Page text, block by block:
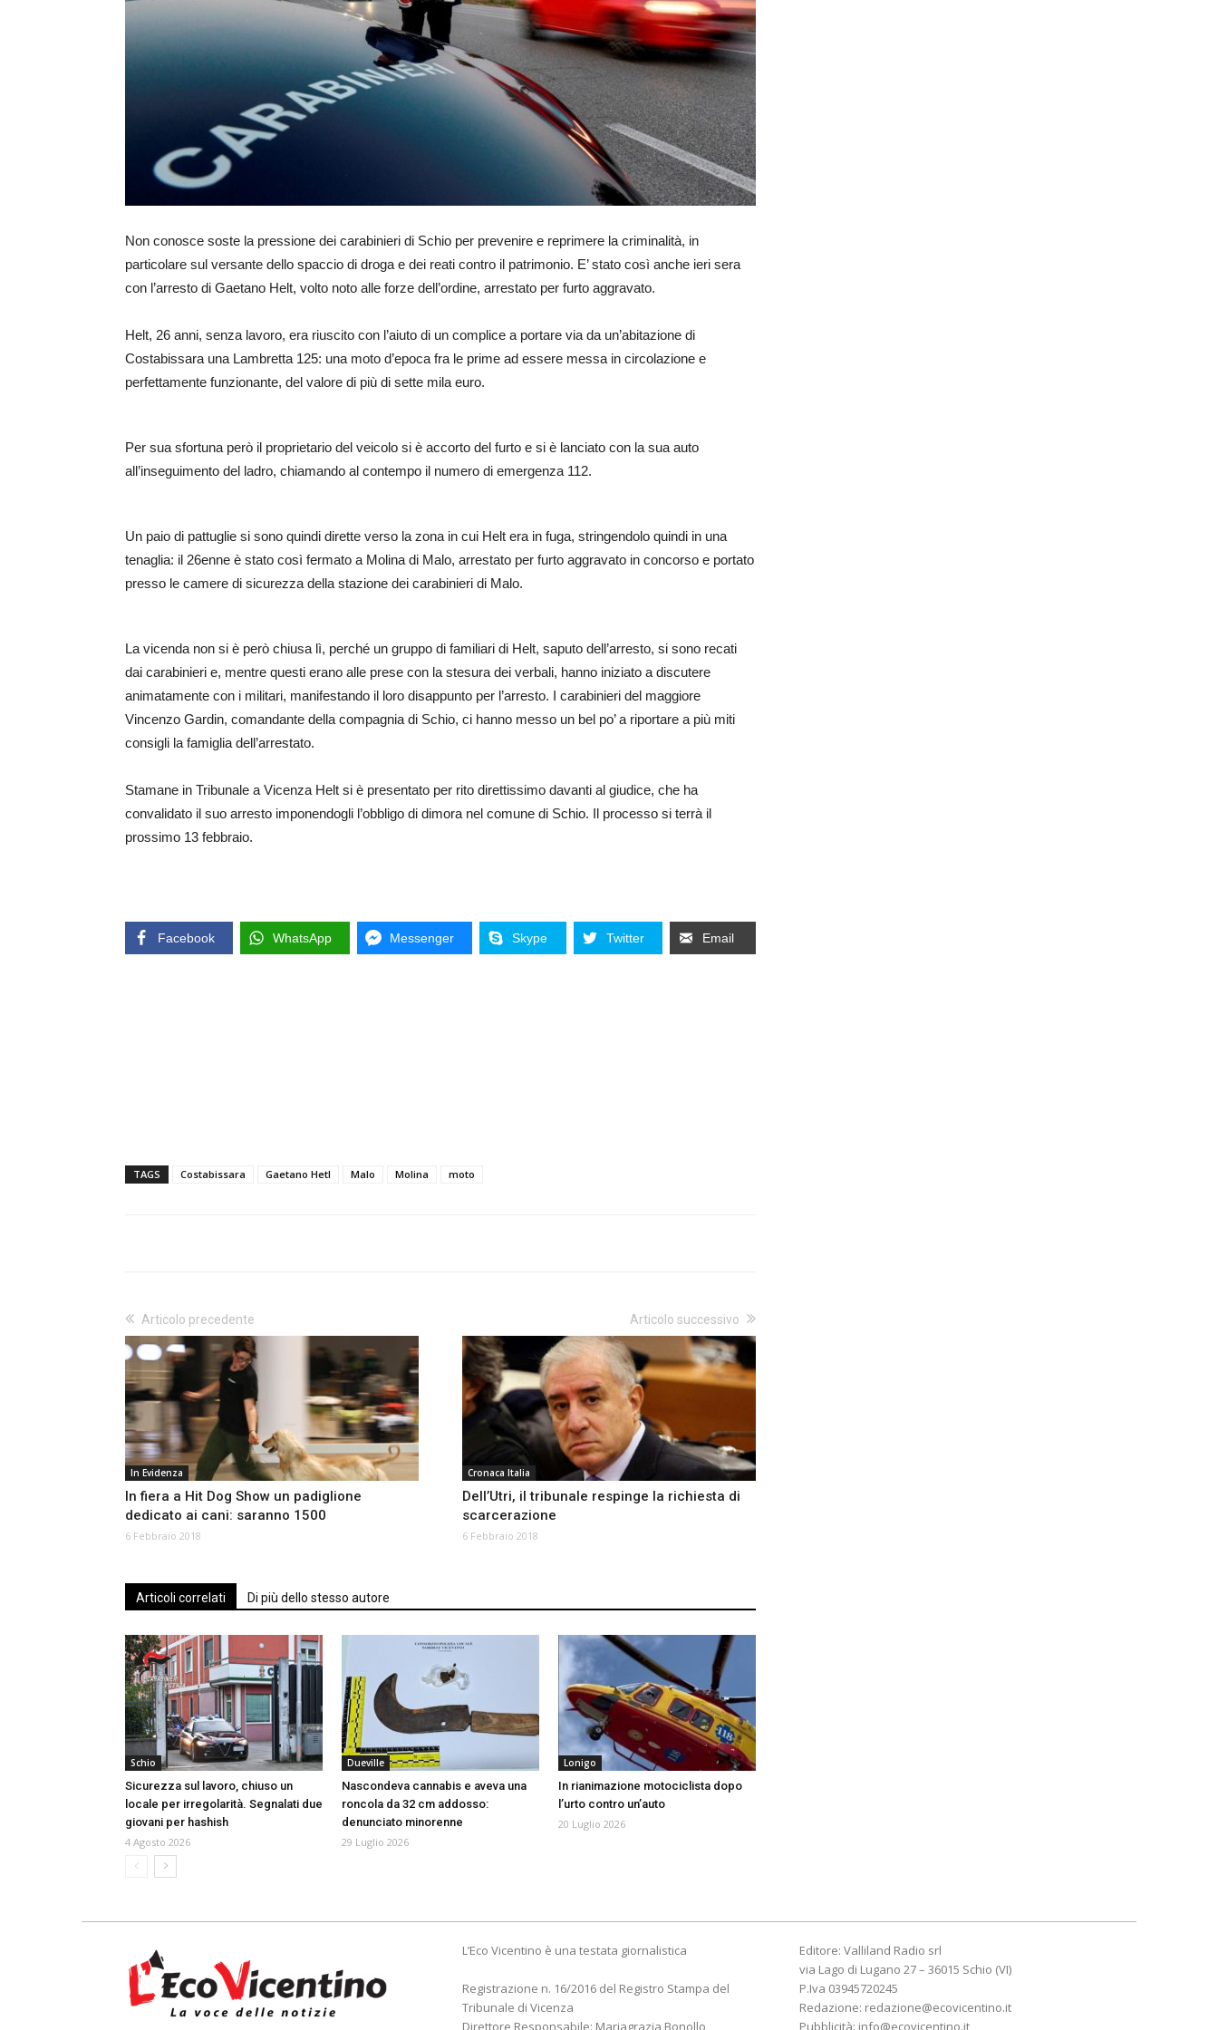
Non conosce soste la pressione dei carabinieri di Schio per prevenire e reprimere la criminalità, in
particolare sul versante dello spaccio di droga e dei reati contro il patrimonio. E’ stato così anche ieri sera
con l’arresto di Gaetano Helt, volto noto alle forze dell’ordine, arrestato per furto aggravato.
Helt, 26 anni, senza lavoro, era riuscito con l’aiuto di un complice a portare via da un’abitazione di
Costabissara una Lambretta 125: una moto d’epoca fra le prime ad essere messa in circolazione e
perfettamente funzionante, del valore di più di sette mila euro.
Per sua sfortuna però il proprietario del veicolo si è accorto del furto e si è lanciato con la sua auto
all’inseguimento del ladro, chiamando al contempo il numero di emergenza 112.
Un paio di pattuglie si sono quindi dirette verso la zona in cui Helt era in fuga, stringendolo quindi in una
tenaglia: il 26enne è stato così fermato a Molina di Malo, arrestato per furto aggravato in concorso e portato
presso le camere di sicurezza della stazione dei carabinieri di Malo.
La vicenda non si è però chiusa lì, perché un gruppo di familiari di Helt, saputo dell’arresto, si sono recati
dai carabinieri e, mentre questi erano alle prese con la stesura dei verbali, hanno iniziato a discutere
animatamente con i militari, manifestando il loro disappunto per l’arresto. I carabinieri del maggiore
Vincenzo Gardin, comandante della compagnia di Schio, ci hanno messo un bel po’ a riportare a più miti
consigli la famiglia dell’arrestato.
Stamane in Tribunale a Vicenza Helt si è presentato per rito direttissimo davanti al giudice, che ha
convalidato il suo arresto imponendogli l’obbligo di dimora nel comune di Schio. Il processo si terrà il
prossimo 13 febbraio.
Facebook WhatsApp Messenger Skype Twitter Email
TAGS Costabissara Gaetano Hetl Malo Molina moto
Articolo precedente
In Evidenza
In fiera a Hit Dog Show un padiglione
dedicato ai cani: saranno 1500
6 Febbraio 2018
Articolo successivo
Cronaca Italia
Dell’Utri, il tribunale respinge la richiesta di
scarcerazione
6 Febbraio 2018
Articoli correlati Di più dello stesso autore
Schio
Sicurezza sul lavoro, chiuso un
locale per irregolarità. Segnalati due
giovani per hashish
4 Agosto 2026
Dueville
Nascondeva cannabis e aveva una
roncola da 32 cm addosso:
denunciato minorenne
29 Luglio 2026
Lonigo
In rianimazione motociclista dopo
l’urto contro un’auto
20 Luglio 2026
L’Eco Vicentino è una testata giornalistica
Registrazione n. 16/2016 del Registro Stampa del
Tribunale di Vicenza
Direttore Responsabile: Mariagrazia Bonollo
Editore: Valliland Radio srl
via Lago di Lugano 27 – 36015 Schio (VI)
P.Iva 03945720245
Redazione: redazione@ecovicentino.it
Pubblicità: info@ecovicentino.it